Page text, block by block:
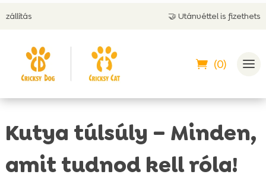
🤝 Utánvéttel is fizethetsz
(0)
Kutya túlsúly – Minden,
amit tudnod kell róla!